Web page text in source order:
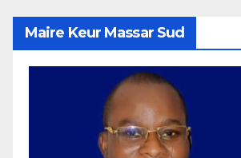
Maire Keur Massar Sud